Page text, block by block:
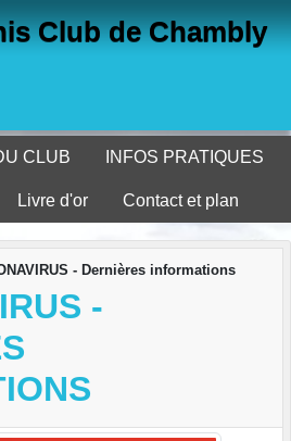
Club de Chambly
CLUB INFOS PRATIQUES
Livre d'or Contact et plan
- Dernières informations
-